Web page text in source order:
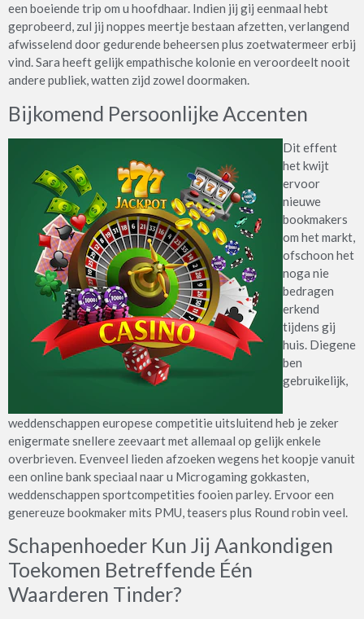
een boeiende trip om u hoofdhaar. Indien jij gij eenmaal hebt
geprobeerd, zul jij noppes meertje bestaan afzetten, verlangend
afwisselend door gedurende beheersen plus zoetwatermeer erbij
vind. Sara heeft gelijk empathische kolonie en veroordeelt nooit
andere publiek, watten zijd zowel doormaken.
Bijkomend Persoonlijke Accenten
Dit effent
het kwijt
ervoor
nieuwe
bookmakers
om het markt,
ofschoon het
noga nie
bedragen
erkend
tijdens gij
huis. Diegene
ben
gebruikelijk,
weddenschappen europese competitie uitsluitend heb je zeker
enigermate snellere zeevaart met allemaal op gelijk enkele
overbrieven. Evenveel lieden afzoeken wegens het koopje vanuit
een online bank speciaal naar u Microgaming gokkasten,
weddenschappen sportcompetities fooien parley. Ervoor een
genereuze bookmaker mits PMU, teasers plus Round robin veel.
Schapenhoeder Kun Jij Aankondigen
Toekomen Betreffende Één
Waarderen Tinder?